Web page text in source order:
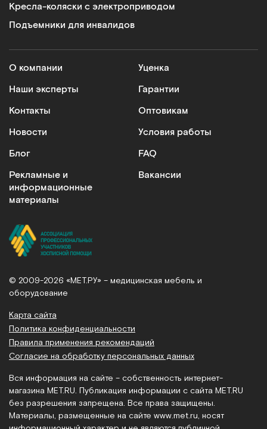
Кресла-коляски с электроприводом
Подъемники для инвалидов
О компании
Наши эксперты
Контакты
Новости
Блог
Рекламные и
информационные
материалы
Уценка
Гарантии
Оптовикам
Условия работы
FAQ
Вакансии
© 2009-2026 «МЕТ.РУ» – медицинская мебель и
оборудование
Карта сайта
Политика конфиденциальности
Правила применения рекомендаций
Согласие на обработку персональных данных
Вся информация на сайте – собственность интернет-
магазина MET.RU. Публикация информации с сайта MET.RU
без разрешения запрещена. Все права защищены.
Материалы, размещенные на сайте www.met.ru, носят